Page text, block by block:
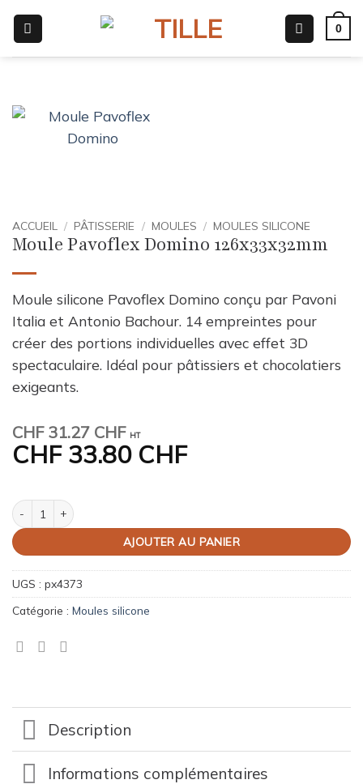
contenu
0
ACCUEIL / PÂTISSERIE / MOULES / MOULES SILICONE
Moule Pavoflex Domino 126x33x32mm
Moule silicone Pavoflex Domino conçu par Pavoni
Italia et Antonio Bachour. 14 empreintes pour
créer des portions individuelles avec effet 3D
spectaculaire. Idéal pour pâtissiers et chocolatiers
exigeants.
CHF31.27 CHF HT
CHF33.80 CHF
quantité de Moule Pavoflex Domino 126x33x32mm
AJOUTER AU PANIER
UGS : px4373
Catégorie : Moules silicone
Description
Informations complémentaires